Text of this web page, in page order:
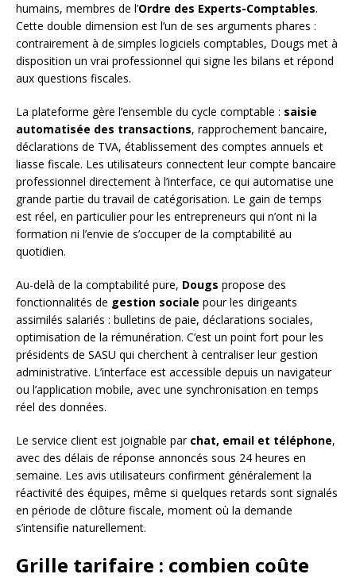
humains, membres de l’Ordre des Experts-Comptables.
Cette double dimension est l’un de ses arguments phares :
contrairement à de simples logiciels comptables, Dougs met à
disposition un vrai professionnel qui signe les bilans et répond
aux questions fiscales.
La plateforme gère l’ensemble du cycle comptable : saisie
automatisée des transactions, rapprochement bancaire,
déclarations de TVA, établissement des comptes annuels et
liasse fiscale. Les utilisateurs connectent leur compte bancaire
professionnel directement à l’interface, ce qui automatise une
grande partie du travail de catégorisation. Le gain de temps
est réel, en particulier pour les entrepreneurs qui n’ont ni la
formation ni l’envie de s’occuper de la comptabilité au
quotidien.
Au-delà de la comptabilité pure, Dougs propose des
fonctionnalités de gestion sociale pour les dirigeants
assimilés salariés : bulletins de paie, déclarations sociales,
optimisation de la rémunération. C’est un point fort pour les
présidents de SASU qui cherchent à centraliser leur gestion
administrative. L’interface est accessible depuis un navigateur
ou l’application mobile, avec une synchronisation en temps
réel des données.
Le service client est joignable par chat, email et téléphone,
avec des délais de réponse annoncés sous 24 heures en
semaine. Les avis utilisateurs confirment généralement la
réactivité des équipes, même si quelques retards sont signalés
en période de clôture fiscale, moment où la demande
s’intensifie naturellement.
Grille tarifaire : combien coûte